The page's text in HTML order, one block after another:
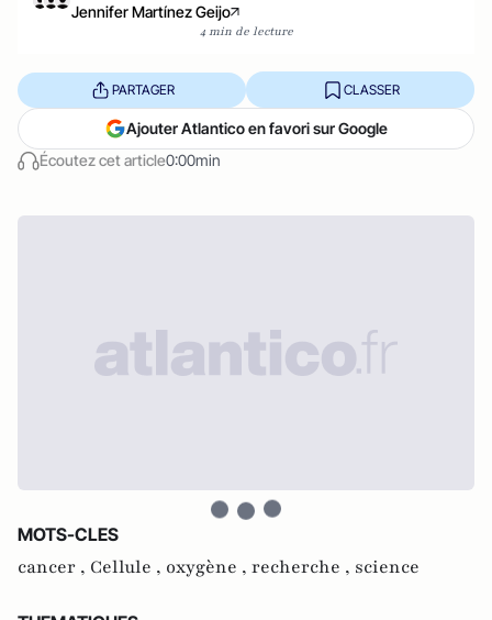
Jennifer Martínez Geijo
4 min de lecture
Écoutez cet article0:00min
PARTAGER CLASSER
Ajouter Atlantico en favori sur Google
MOTS-CLES
cancer , Cellule , oxygène , recherche , science